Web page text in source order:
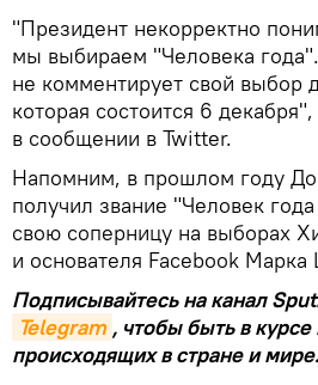
"Президент некорректно
мы выбираем "Человека
не комментирует свой выбор
которая состоится 6
в сообщении в Twitter.
Напомним, в прошлом году
получил звание "Человек
свою соперницу на выборах
и основателя Facebook Марка
Подписывайтесь на канал
Telegram , чтобы быть в
происходящих в стране и мире.